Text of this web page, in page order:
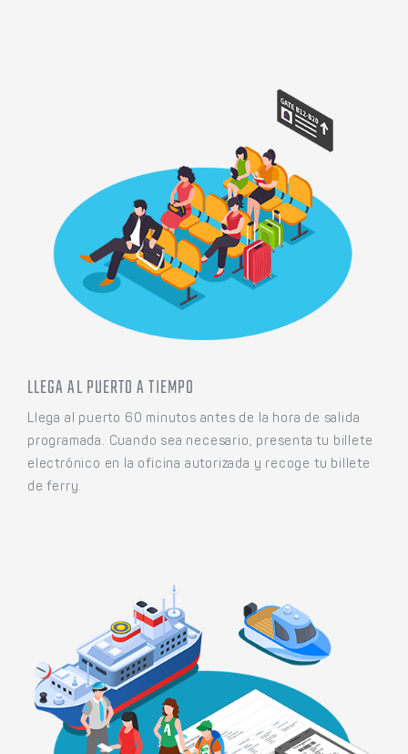
LLEGA AL PUERTO A TIEMPO
Llega al puerto 60 minutos antes de la hora de salida
programada. Cuando sea necesario, presenta tu billete
electrónico en la oficina autorizada y recoge tu billete
de ferry.